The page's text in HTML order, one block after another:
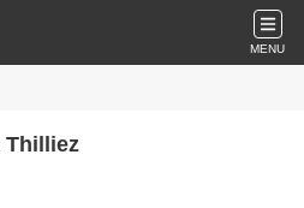
MENU
Thilliez